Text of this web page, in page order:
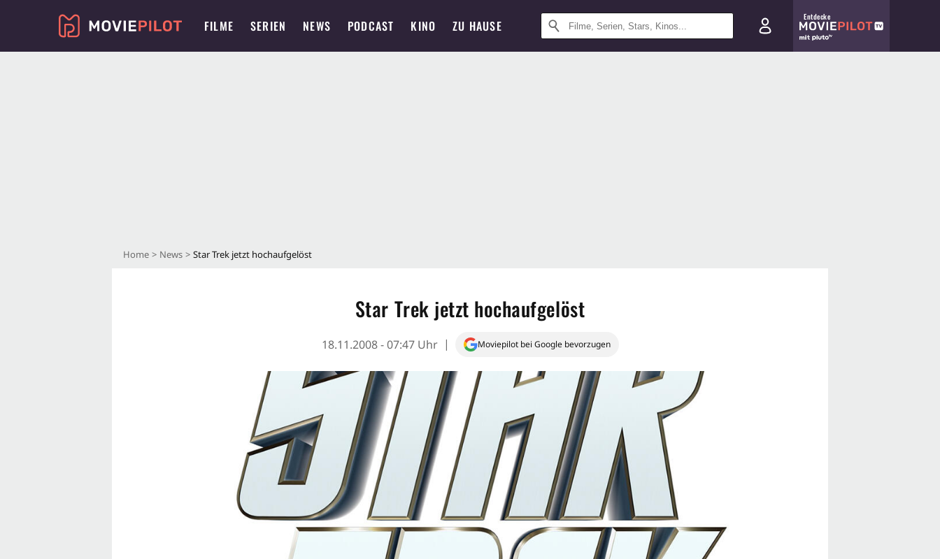
FILME SERIEN NEWS PODCAST KINO ZU HAUSE
Entdecke
Home News Star Trek jetzt hochaufgelöst
Star Trek jetzt hochaufgelöst
18.11.2008 - 07:47 Uhr Moviepilot bei Google bevorzugen